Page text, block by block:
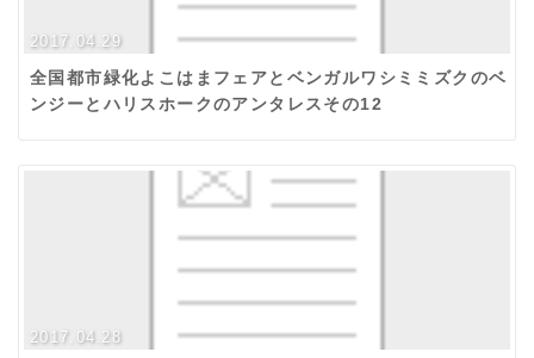
2017.04.29
全国都市緑化よこはまフェアとベンガルワシミミズクのベ
ンジーとハリスホークのアンタレスその12
2017.04.28